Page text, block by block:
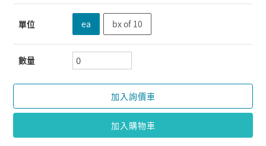
單位 ea bx of 10
數量
加入詢價車
加入購物車